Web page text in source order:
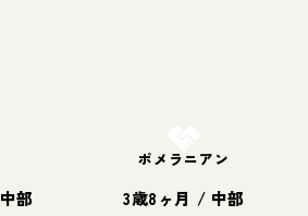
中部
ポメラニアン
3歳8ヶ月 / 中部